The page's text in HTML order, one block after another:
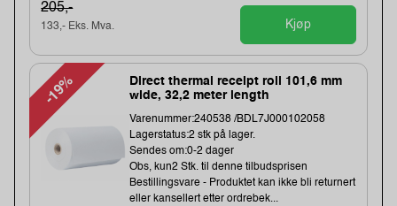
205,-
133,- Eks. Mva. Kjøp
-19%
Direct thermal receipt roll 101,6 mm
wide, 32,2 meter length
Varenummer:240538 /BDL7J000102058
Lagerstatus:2 stk på lager.
Sendes om:0-2 dager
Obs, kun2 Stk. til denne tilbudsprisen
Bestillingsvare - Produktet kan ikke bli returnert
eller kansellert etter ordrebek...